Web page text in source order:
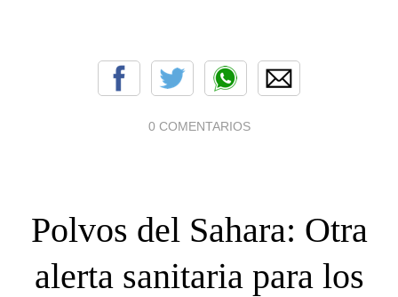
0 COMENTARIOS
Polvos del Sahara: Otra
alerta sanitaria para los